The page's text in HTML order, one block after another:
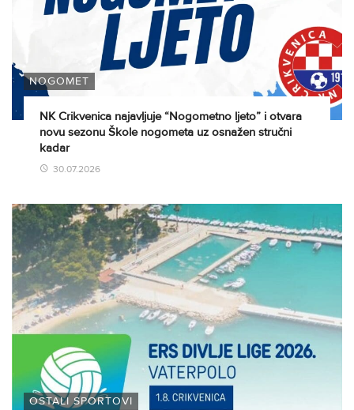
NOGOMET
NK Crikvenica najavljuje “Nogometno ljeto” i otvara
novu sezonu Škole nogometa uz osnažen stručni
kadar
30.07.2026
OSTALI SPORTOVI